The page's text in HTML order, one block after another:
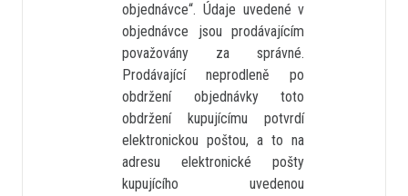
objednávce“. Údaje uvedené v
objednávce jsou prodávajícím
považovány za správné.
Prodávající neprodleně po
obdržení objednávky toto
obdržení kupujícímu potvrdí
elektronickou poštou, a to na
adresu elektronické pošty
kupujícího uvedenou